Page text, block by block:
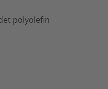
polyolefin